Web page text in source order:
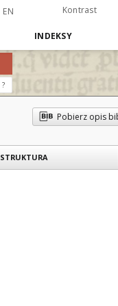
EN Kontrast
INDEKSY
?
Pobierz opis
STRUKTURA